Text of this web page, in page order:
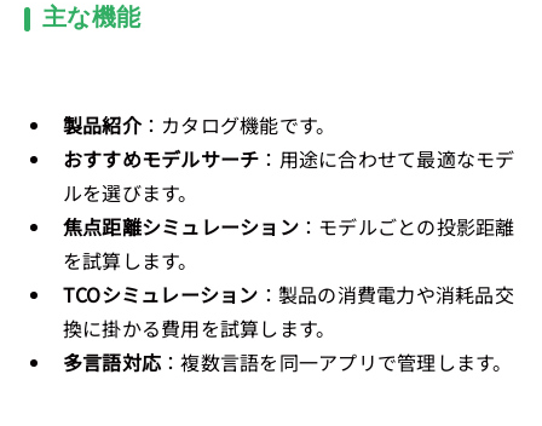
主な機能
製品紹介：カタログ機能です。
おすすめモデルサーチ ：用途に合わせて最適なモデ
ルを選びます。
焦点距離シミュレーション：モデルごとの投影距離
を試算します。
TCOシミュレーション ：製品の消費電力や消耗品交
換に掛かる費用を試算します。
多言語対応 ：複数言語を同一アプリで管理します。